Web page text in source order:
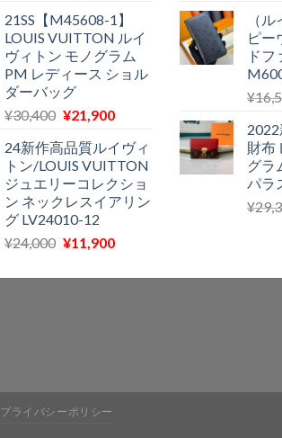
す。
価
格
は
¥27,200
で
し
た。
の
価
格
は
で
す。
21SS【M45608-1】
LOUIS VUITTON ルイ
ヴィトン モノグラム
PM レディース ショル
ダーバッグ
¥30,400 元
価
格
は
¥30,400
で
し
¥21,900現
の
価
格
は
で
24新作高品質ルイヴィ
トン/LOUIS VUITTON
ジュエリーコレクショ
ン ネックレスイアリン
グ LV24010-12
¥24,000 元
価
た。
¥11,900現
の
す。
（
ピー
ド
¥
財布
グラ
パラ
¥
プライバシーポリシー